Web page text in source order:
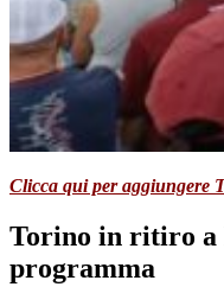
Clicca qui per aggiungere
Torino in ritiro a
programma